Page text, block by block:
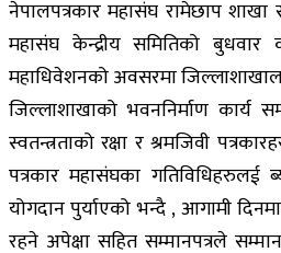
नेपालपत्रकार महासंघ रामेछाप
महासंघ केन्द्रीय समितिको बुधवार
महाधिवेशनको अवसरमा
जिल्लाशाखाको भवननिर्माण कार्य
स्वतन्त्रताको रक्षा र श्रमजिवी
पत्रकार महासंघका गतिविधिहरुलई
योगदान पुर्याएको भन्दै , आगामी
रहने अपेक्षा सहित सम्मानपत्रले